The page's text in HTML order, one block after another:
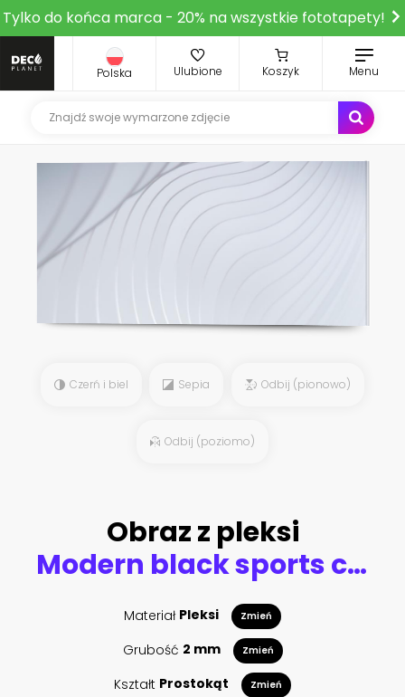
Tylko do końca marca - 20% na wszystkie fototapety!
Polska Ulubione Koszyk Menu
Czerń i biel Sepia Odbij (pionowo)
Odbij (poziomo)
Obraz z pleksi
Modern black sports car ,3d ,render.
Materiał Pleksi Zmień
Grubość 2 mm Zmień
Kształt Prostokąt Zmień